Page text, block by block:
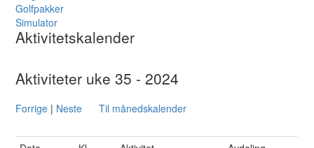
Golfpakker
Simulator
Aktivitetskalender
Aktiviteter uke 35 - 2024
Forrige | Neste Til månedskalender